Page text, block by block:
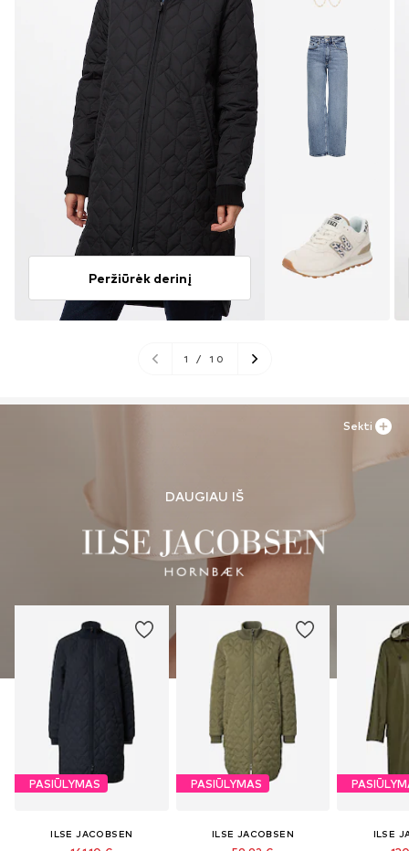
Peržiūrėk derinį
1 / 10
DAUGIAU IŠ
PASIŪLYMAS
ILSE JACOBSEN
PASIŪLYMAS
ILSE JACOBSEN ILSE
Sekti